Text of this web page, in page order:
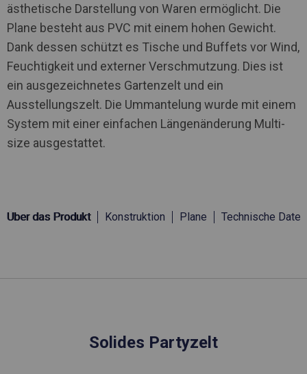
ästhetische Darstellung von Waren ermöglicht. Die
Plane besteht aus PVC mit einem hohen Gewicht.
Dank dessen schützt es Tische und Buffets vor Wind,
Feuchtigkeit und externer Verschmutzung. Dies ist
ein ausgezeichnetes Gartenzelt und ein
Ausstellungszelt. Die Ummantelung wurde mit einem
System mit einer einfachen Längenänderung Multi-
size ausgestattet.
Über das Produkt Konstruktion Plane Technische Daten
Solides Partyzelt